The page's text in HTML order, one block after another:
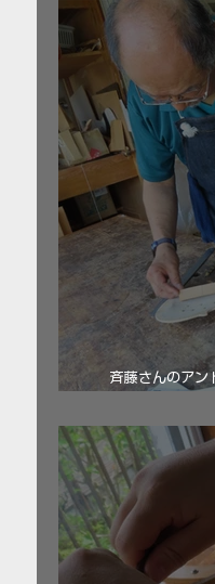
斉藤さんのア